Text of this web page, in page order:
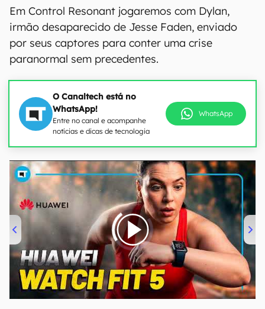
Em Control Resonant jogaremos com Dylan,
irmão desaparecido de Jesse Faden, enviado
por seus captores para conter uma crise
paranormal sem precedentes.
O Canaltech está no
WhatsApp!
Entre no canal e acompanhe
notícias e dicas de tecnologia
WhatsApp
00:00/04:51